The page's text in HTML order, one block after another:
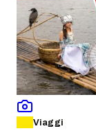
Viaggi